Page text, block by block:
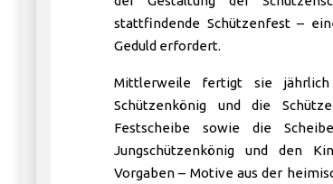
stattfindende Schützenfest –
Geduld erfordert.
Mittlerweile fertigt sie
Schützenkönig und die
Festscheibe sowie die
Jungschützenkönig und den
Vorgaben – Motive aus der